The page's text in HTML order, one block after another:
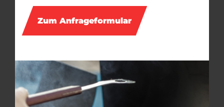
Zum Anfrageformular